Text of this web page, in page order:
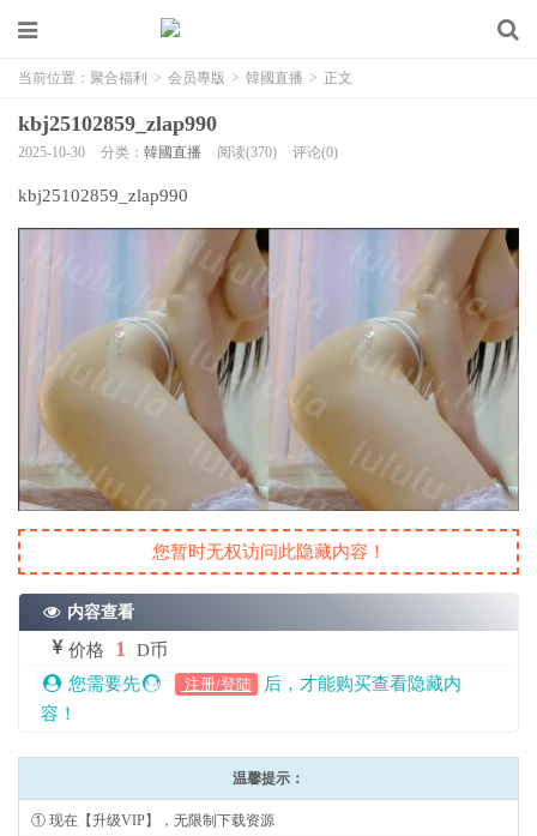
当前位置： 聚合福利 > 会员專版 > 韓國直播 > 正文
kbj25102859_zlap990
2025-10-30 分类： 韓國直播 阅读(370) 评论(0)
kbj25102859_zlap990
您暂时无权访问此隐藏内容！
内容查看
价格 1
D币
您需要先
注册/登陆
后，才能购买查看隐藏内
容！
温馨提示：
① 现在【升级VIP】，无限制下载资源